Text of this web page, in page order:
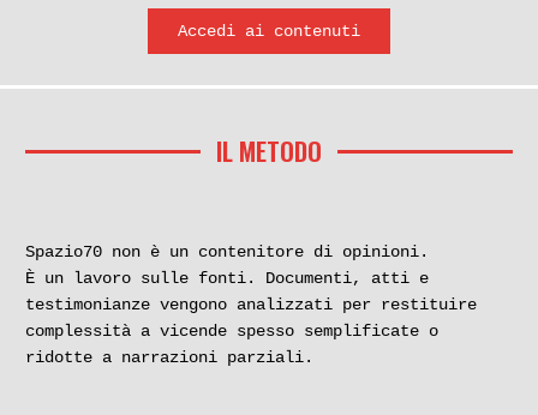
Accedi ai contenuti
IL METODO
Spazio70 non è un contenitore di opinioni.
È un lavoro sulle fonti. Documenti, atti e
testimonianze vengono analizzati per restituire
complessità a vicende spesso semplificate o
ridotte a narrazioni parziali.